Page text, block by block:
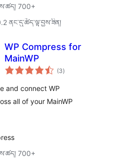
700+
ནང་དུ་ཚོད་ལྟ་བྱས་ཟིན།
WP Compress for
MainWP
(3གདེང་
འཇོག་
)
and connect WP
all of your MainWP
700+